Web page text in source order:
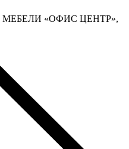
«ОФИС ЦЕНТР»,